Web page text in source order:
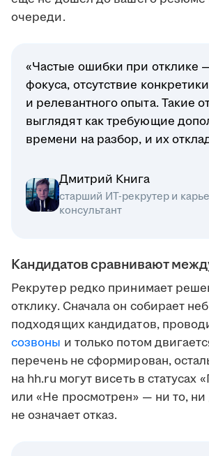
очереди.
«Частые ошибки при отклике
фокуса, отсутствие конкретики
и релевантного опыта. Такие
выглядят как требующие
времени на разбор, и их
Дмитрий Книга
старший ИТ-рекрутер и
консультант
Кандидатов сравнивают
Рекрутер редко принимает
отклику. Сначала он собирает
подходящих кандидатов,
созвоны и только потом
перечень не сформирован,
на hh.ru могут висеть в статусах
или «Не просмотрен» — ни то,
не означает отказ.